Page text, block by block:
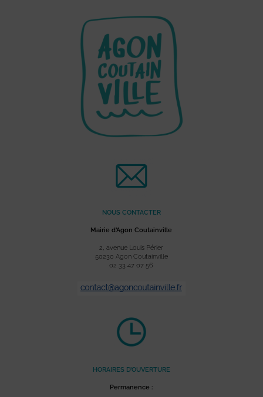
NOUS CONTACTER
Mairie d’Agon Coutainville
2, avenue Louis Périer
50230 Agon Coutainville
02 33 47 07 56
HORAIRES D’OUVERTURE
Permanence :